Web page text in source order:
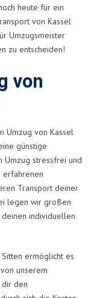
heute für ein
von Kassel
Umzugsmeister
zu entscheiden!
von
Umzug von Kassel
günstige
Umzug stressfrei und
erfahrenen
Transport deiner
legen wir großen
individuellen
ermöglicht es
unserem
den